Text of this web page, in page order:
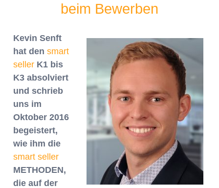
beim Bewerben
Kevin Senft
hat den smart
seller K1 bis
K3 absolviert
und schrieb
uns im
Oktober 2016
begeistert,
wie ihm die
smart seller
METHODEN,
die auf der